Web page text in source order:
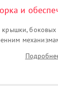
и
крышки,